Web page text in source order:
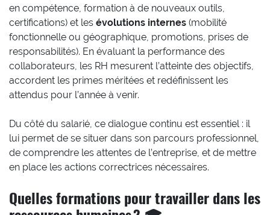
en compétence, formation à de nouveaux outils,
certifications) et les évolutions internes (mobilité
fonctionnelle ou géographique, promotions, prises de
responsabilités). En évaluant la performance des
collaborateurs, les RH mesurent l’atteinte des objectifs,
accordent les primes méritées et redéfinissent les
attendus pour l’année à venir.
Du côté du salarié, ce dialogue continu est essentiel : il
lui permet de se situer dans son parcours professionnel,
de comprendre les attentes de l’entreprise, et de mettre
en place les actions correctrices nécessaires.
Quelles formations pour travailler dans les